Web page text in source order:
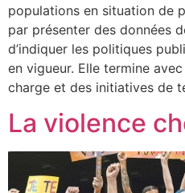
populations en situation de
par présenter des données
d’indiquer les politiques
en vigueur. Elle termine
charge et des initiatives de
La violence